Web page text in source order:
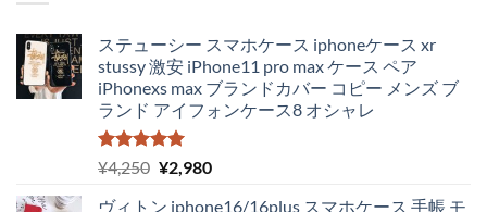
ステューシー スマホケース iphoneケース xr
stussy 激安 iPhone11 pro max ケース ペア
iPhonexs max ブランドカバー コピー メンズ ブ
ランド アイフォンケース8 オシャレ
5段階中
5.00
の評価
¥4,250 元
¥2,980現
ヴィトン iphone16/16plus スマホケース 手帳 モ